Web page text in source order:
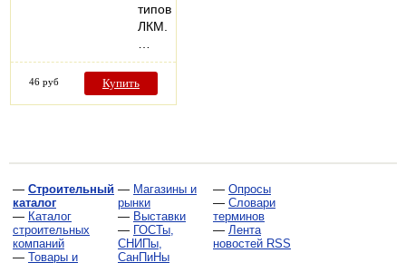
типов
ЛКМ.
46 руб Купить
— Строительный
каталог
— Каталог
строительных
компаний
— Товары и
— Магазины и
рынки
— Выставки
— ГОСТы,
СНИПы,
СанПиНы
— Опросы
— Словари
терминов
— Лента
новостей RSS